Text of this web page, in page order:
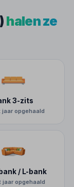
halen ze
3-zits
jaar opgehaald
/ L-bank
jaar opgehaald